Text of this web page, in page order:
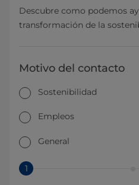
Descubre como podemos
transformación de la
Motivo del contacto
Sostenibilidad
Empleos
General
1